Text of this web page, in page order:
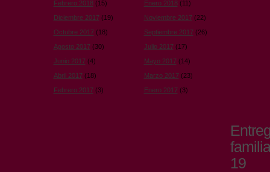
Febrero 2018(15) Enero 2018(11)
Diciembre 2017(19) Noviembre 2017(22)
Octubre 2017(18) Septiembre 2017(26)
Agosto 2017(30) Julio 2017(17)
Junio 2017(4) Mayo 2017(14)
Abril 2017(18) Marzo 2017(23)
Febrero 2017(3) Enero 2017(3)
19